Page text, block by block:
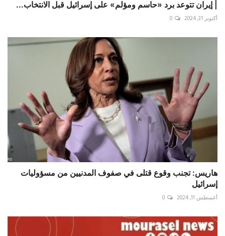
| إيران تتوعد برد «حاسم ومؤلم» على إسرائيل قبل الانتخاب...
أكتوبر 31, 2024 0
هاريس: تجنب وقوع قتلى في صفوف المدنيين من مسؤوليات
إسرائيل
أغسطس 11, 2024 0